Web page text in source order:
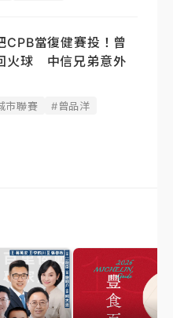
CPB當復健賽投！曾
火球 中信兄弟意外
市聯賽
#曾品洋